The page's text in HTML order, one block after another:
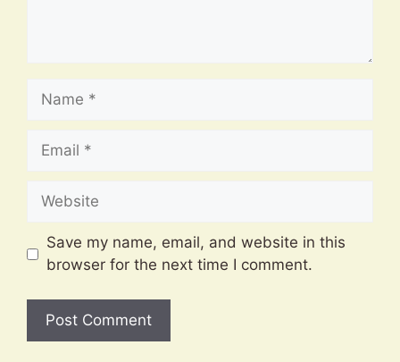
Name
Email
Website
Save my name, email, and website in this
browser for the next time I comment.